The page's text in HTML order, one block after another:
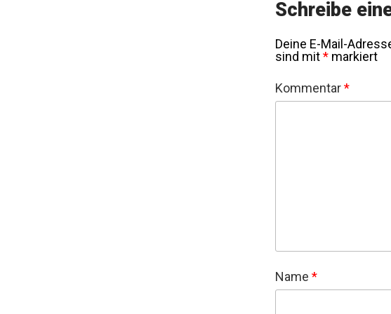
Schreibe
Deine E-Mail-
sind mit* markiert
Kommentar*
Name *